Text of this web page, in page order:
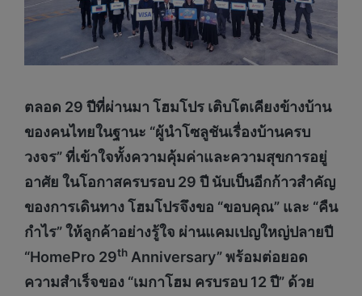
ตลอด 29 ปีที่ผ่านมา โฮมโปร เติบโตเคียงข้างบ้าน
ของคนไทยในฐานะ “ผู้นำโซลูชันเรื่องบ้านครบ
วงจร” ที่เข้าใจทั้งความคุ้มค่าและความสุขการอยู่
อาศัย ในโอกาสครบรอบ 29 ปี นับเป็นอีกก้าวสำคัญ
ของการเดินทาง โฮมโปรจึงขอ “ขอบคุณ” และ “คืน
กำไร” ให้ลูกค้าอย่างรู้ใจ ผ่านแคมเปญใหญ่ปลายปี
“HomePro 29th Anniversary” พร้อมต่อยอด
ความสำเร็จของ “เมกาโฮม ครบรอบ 12 ปี” ด้วย